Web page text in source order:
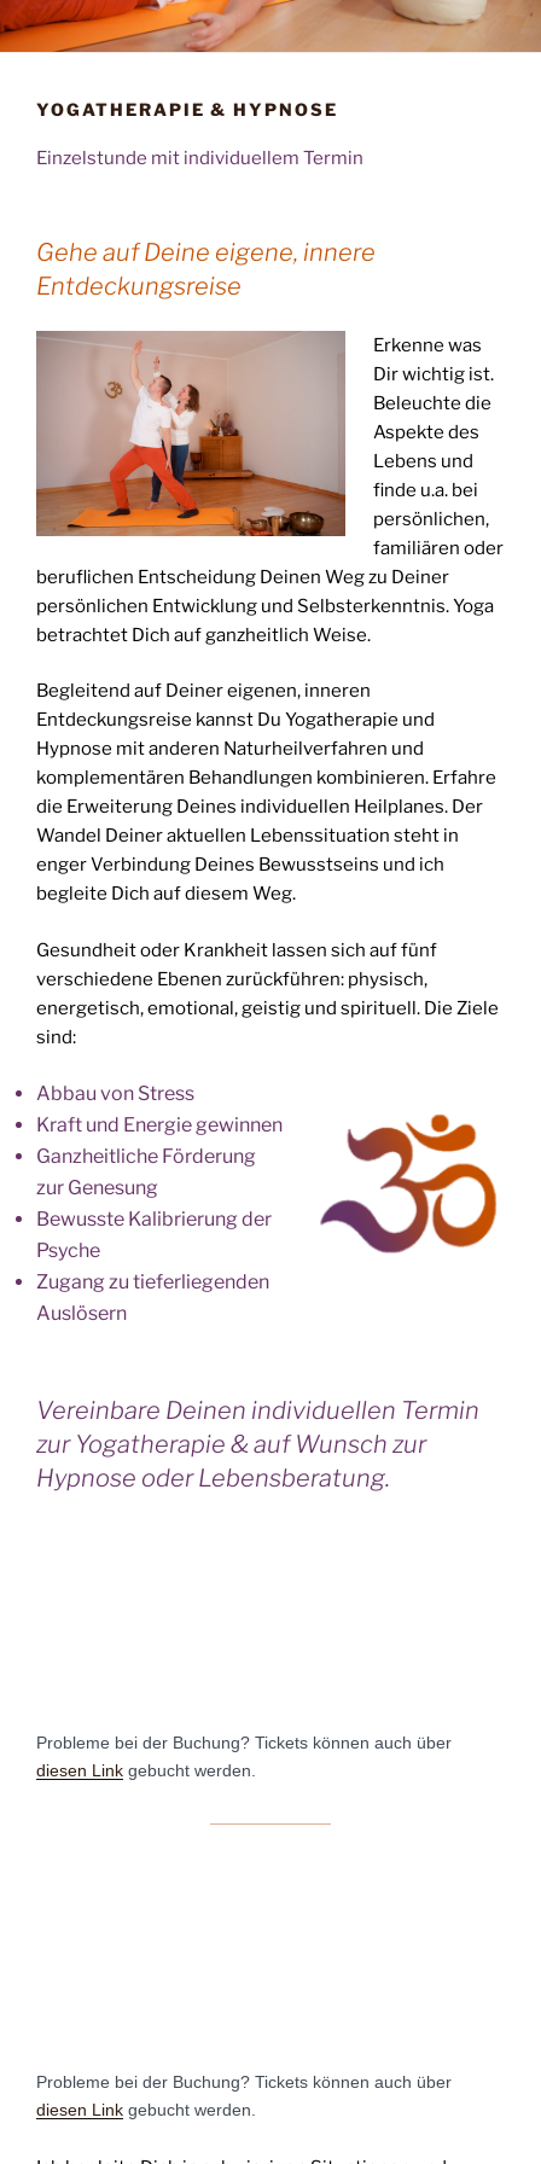
YOGATHERAPIE & HYPNOSE
Einzelstunde mit individuellem Termin
Gehe auf Deine eigene, innere
Entdeckungsreise
Erkenne was
Dir wichtig ist.
Beleuchte die
Aspekte des
Lebens und
finde u.a. bei
persönlichen,
familiären oder
beruflichen Entscheidung Deinen Weg zu Deiner
persönlichen Entwicklung und Selbsterkenntnis. Yoga
betrachtet Dich auf ganzheitlich Weise.
Begleitend auf Deiner eigenen, inneren
Entdeckungsreise kannst Du Yogatherapie und
Hypnose mit anderen Naturheilverfahren und
komplementären Behandlungen kombinieren. Erfahre
die Erweiterung Deines individuellen Heilplanes. Der
Wandel Deiner aktuellen Lebenssituation steht in
enger Verbindung Deines Bewusstseins und ich
begleite Dich auf diesem Weg.
Gesundheit oder Krankheit lassen sich auf fünf
verschiedene Ebenen zurückführen: physisch,
energetisch, emotional, geistig und spirituell. Die Ziele
sind:
Abbau von Stress
Kraft und Energie gewinnen
Ganzheitliche Förderung
zur Genesung
Bewusste Kalibrierung der
Psyche
Zugang zu tieferliegenden
Auslösern
Vereinbare Deinen individuellen Termin
zur Yogatherapie & auf Wunsch zur
Hypnose oder Lebensberatung.
Probleme bei der Buchung? Tickets können auch über
diesen Link gebucht werden.
Probleme bei der Buchung? Tickets können auch über
diesen Link gebucht werden.